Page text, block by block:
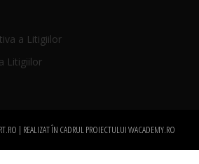
| REALIZAT ÎN CADRUL PROIECTULUIWACADEMY.RO